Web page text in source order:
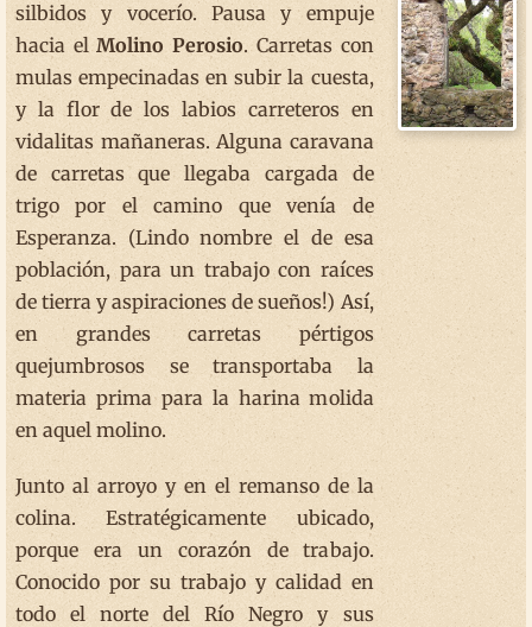
silbidos y vocerío. Pausa y empuje
hacia elMolino Perosio. Carretas con
mulas empecinadas en subir la cuesta,
y la flor de los labios carreteros en
vidalitas mañaneras. Alguna caravana
de carretas que llegaba cargada de
trigo por el camino que venía de
Esperanza. (Lindo nombre el de esa
población, para un trabajo con raíces
de tierra y aspiraciones de sueños!) Así,
en grandes carretas pértigos
quejumbrosos se transportaba la
materia prima para la harina molida
en aquel molino.
Junto al arroyo y en el remanso de la
colina. Estratégicamente ubicado,
porque era un corazón de trabajo.
Conocido por su trabajo y calidad en
todo el norte del Río Negro y sus